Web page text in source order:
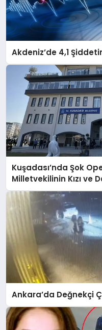
Akdeniz’de 4,1
Kuşadası’nda Şok
Milletvekilinin Kızı ve
Ankara’da Değnekçi